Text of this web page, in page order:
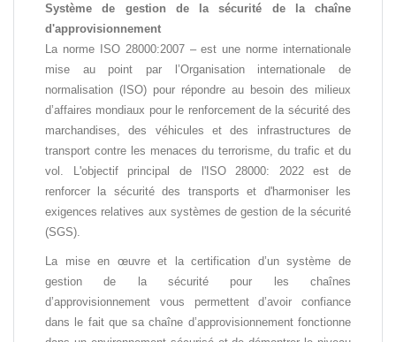
Système de gestion de la sécurité de la chaîne
d'approvisionnement
La norme ISO 28000:2007 – est une norme internationale
mise au point par l’Organisation internationale de
normalisation (ISO) pour répondre au besoin des milieux
d’affaires mondiaux pour le renforcement de la sécurité des
marchandises, des véhicules et des infrastructures de
transport contre les menaces du terrorisme, du trafic et du
vol. L'objectif principal de l'ISO 28000: 2022 est de
renforcer la sécurité des transports et d'harmoniser les
exigences relatives aux systèmes de gestion de la sécurité
(SGS).
La mise en œuvre et la certification d’un système de
gestion de la sécurité pour les chaînes
d’approvisionnement vous permettent d’avoir confiance
dans le fait que sa chaîne d’approvisionnement fonctionne